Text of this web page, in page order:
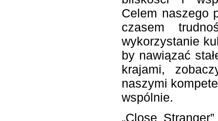
Celem naszego
czasem
wykorzystanie
by nawiązać
krajami,
naszymi
wspólnie.
„Close